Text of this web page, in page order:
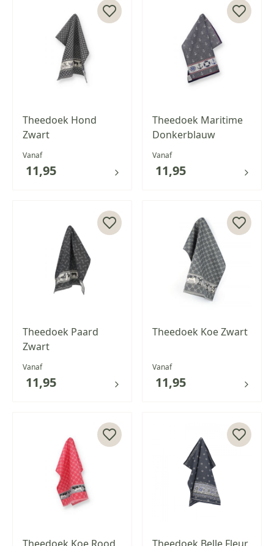
Theedoek Hond
Zwart
Vanaf
11,95
Theedoek Maritime
Donkerblauw
Vanaf
11,95
Theedoek Paard
Zwart
Vanaf
11,95
Theedoek Koe Zwart
Vanaf
11,95